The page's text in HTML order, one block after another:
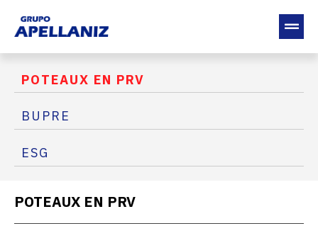
POTEAUX EN PRV
BUPRE
ESG
POTEAUX EN PRV